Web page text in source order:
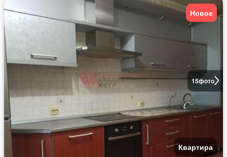
15фото
Новое
Квартира